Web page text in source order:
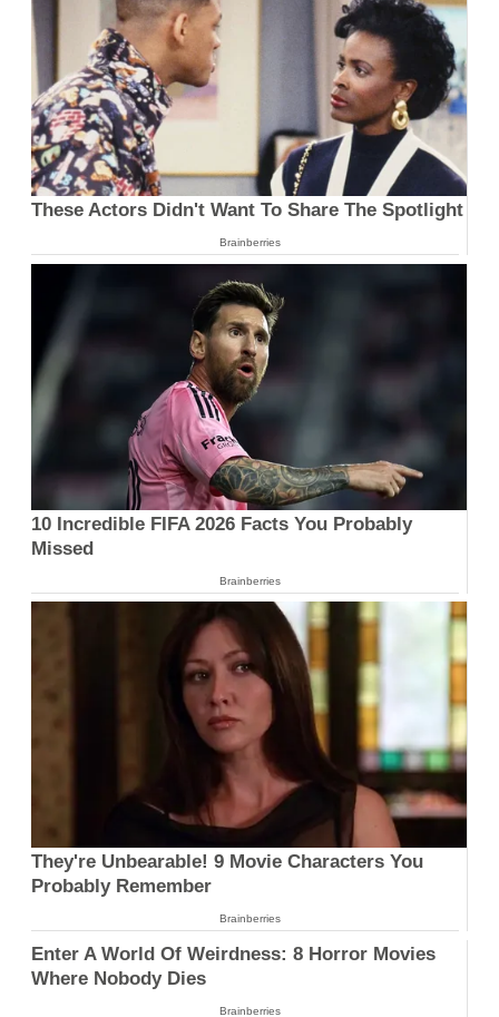
These Actors Didn't Want To Share The Spotlight
Brainberries
10 Incredible FIFA 2026 Facts You Probably
Missed
Brainberries
They're Unbearable! 9 Movie Characters You
Probably Remember
Brainberries
Enter A World Of Weirdness: 8 Horror Movies
Where Nobody Dies
Brainberries